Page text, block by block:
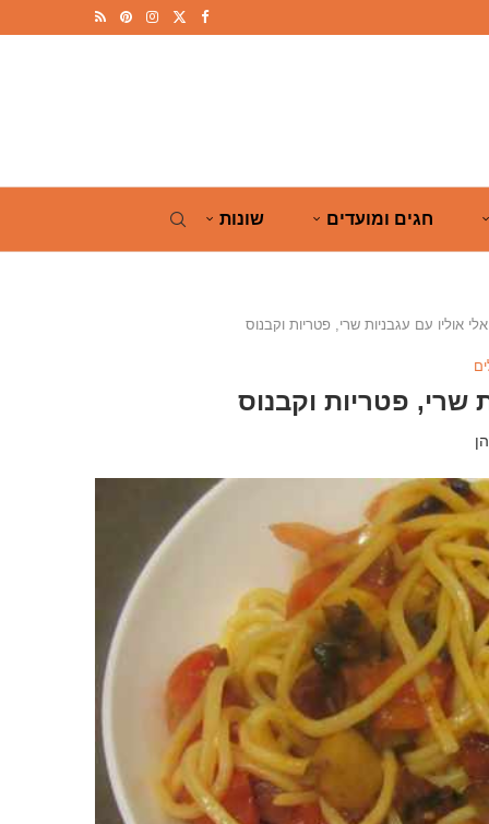
חגים ומועדים שונות
אוליו עם עגבניות שרי, פטריות וקבנוס
שרי, פטריות וקבנוס